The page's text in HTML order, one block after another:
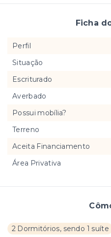
2 Dormitórios, sendo 1 suíte
Ficha
Perfil
Situação
Escriturado
Averbado
Possui mobília?
Terreno
Aceita Financiamento
Área Privativa